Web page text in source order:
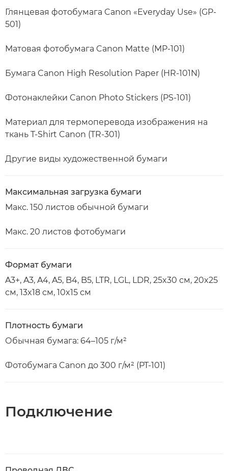
Глянцевая фотобумага Canon «Everyday Use» (GP-
501)
Матовая фотобумага Canon Matte (MP-101)
Бумага Canon High Resolution Paper (HR-101N)
Фотонаклейки Canon Photo Stickers (PS-101)
Материал для термоперевода изображения на
ткань T-Shirt Canon (TR-301)
Другие виды художественной бумаги
Максимальная загрузка бумаги
Макс. 150 листов обычной бумаги
Макс. 20 листов фотобумаги
Формат бумаги
A3+, A3, A4, A5, B4, B5, LTR, LGL, LDR, 25x30 см, 20x25
см, 13x18 см, 10x15 см
Плотность бумаги
Обычная бумага: 64–105 г/м²
Фотобумага Canon до 300 г/м² (PT-101)
Подключение